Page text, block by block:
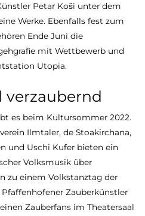
Petar Koši unter dem
Werke. Ebenfalls fest zum
Ende Juni die
mit Wettbewerb und
Utopia.
verzaubernd
es beim Kultursommer 2022.
Ilmtaler, de Stoakirchana,
und Uschi Kufer bieten ein
Volksmusik über
zu einem Volkstanztag der
Zauberkünstler
Zauberfans im Theatersaal